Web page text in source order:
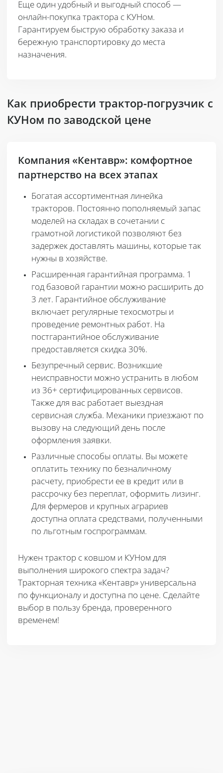
Еще один удобный и выгодный способ —
онлайн-покупка трактора с КУНом.
Гарантируем быструю обработку заказа и
бережную транспортировку до места
назначения.
Как приобрести трактор-погрузчик с
КУНом по заводской цене
Компания «Кентавр»: комфортное
партнерство на всех этапах
Богатая ассортиментная линейка
тракторов. Постоянно пополняемый запас
моделей на складах в сочетании с
грамотной логистикой позволяют без
задержек доставлять машины, которые так
нужны в хозяйстве.
Расширенная гарантийная программа. 1
год базовой гарантии можно расширить до
3 лет. Гарантийное обслуживание
включает регулярные техосмотры и
проведение ремонтных работ. На
постгарантийное обслуживание
предоставляется скидка 30%.
Безупречный сервис. Возникшие
неисправности можно устранить в любом
из 36+ сертифицированных сервисов.
Также для вас работает выездная
сервисная служба. Механики приезжают по
вызову на следующий день после
оформления заявки.
Различные способы оплаты. Вы можете
оплатить технику по безналичному
расчету, приобрести ее в кредит или в
рассрочку без переплат, оформить лизинг.
Для фермеров и крупных аграриев
доступна оплата средствами, полученными
по льготным госпрограммам.
Нужен трактор с ковшом и КУНом для
выполнения широкого спектра задач?
Тракторная техника «Кентавр» универсальна
по функционалу и доступна по цене. Сделайте
выбор в пользу бренда, проверенного
временем!